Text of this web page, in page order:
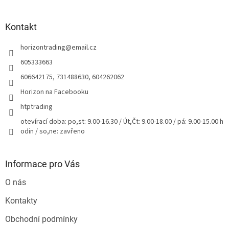
Kontakt
horizontrading@email.cz
605333663
606642175, 731488630, 604262062
Horizon na Facebooku
htptrading
otevírací doba: po,st: 9.00-16.30 / Út,Čt: 9.00-18.00 / pá: 9.00-15.00 h
odin / so,ne: zavřeno
Informace pro Vás
O nás
Kontakty
Obchodní podmínky